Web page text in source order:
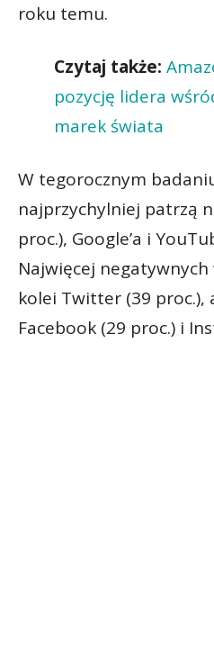
roku temu.
Czytaj także:
pozycję lidera
marek świata
W tegorocznym
najprzychylniej patrzą
proc.), Google’a i
Najwięcej negatywnych
kolei Twitter (39 proc.),
Facebook (29 proc.) i